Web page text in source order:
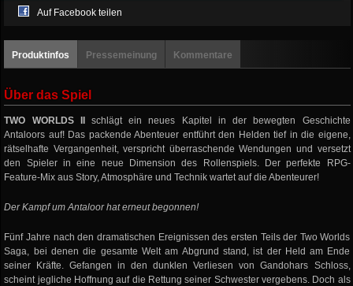
Auf Facebook teilen
Produktinfos Pressemeinung Kommentare
Über das Spiel
TWO WORLDS II
schlägt ein neues Kapitel in der bewegten Geschichte
Antaloors auf! Das packende Abenteuer entführt den Helden tief in die eigene,
rätselhafte Vergangenheit, verspricht überraschende Wendungen und versetzt
den Spieler in eine neue Dimension des Rollenspiels. Der perfekte RPG-
Feature-Mix aus Story, Atmosphäre und Technik wartet auf die Abenteurer!
Der Kampf um Antaloor hat erneut begonnen!
Fünf Jahre nach den dramatischen Ereignissen des ersten Teils der Two Worlds
Saga, bei denen die gesamte Welt am Abgrund stand, ist der Held am Ende
seiner Kräfte. Gefangen in den dunklen Verliesen von Gandohars Schloss,
scheint jegliche Hoffnung auf die Rettung seiner Schwester vergebens. Doch als